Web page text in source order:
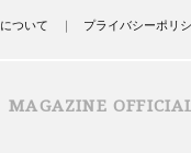
ついて プライバシーポリ
MAGAZINE